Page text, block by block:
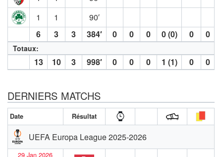
1
1
90′
6
3 3 384′ 0 0 0 0 (0) 0 0
Totaux:
13 10 3 998′ 0 0 0 1 (1) 0 0
DERNIERS MATCHS
Date Résultat
UEFA Europa League 2025-2026
29 Jan 2026